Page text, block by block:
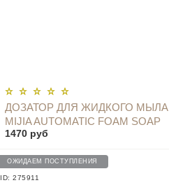
ДОЗАТОР ДЛЯ ЖИДКОГО МЫЛА
MIJIA AUTOMATIC FOAM SOAP
DISPENSER MJXSJ03XW
1470 руб
ОПОВЕСТИТЬ
ОЖИДАЕМ ПОСТУПЛЕНИЯ
ID: 275911